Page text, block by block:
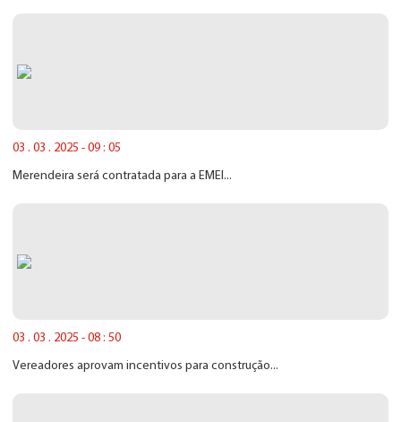
03 . 03 . 2025 - 09 : 05
Merendeira será contratada para a EMEI...
03 . 03 . 2025 - 08 : 50
Vereadores aprovam incentivos para construção...